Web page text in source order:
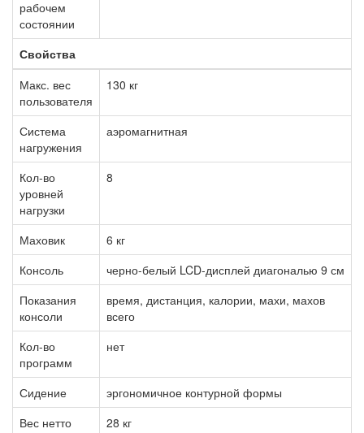
рабочем
состоянии
Свойства
Макс. вес
пользователя
130 кг
Система
нагружения
аэромагнитная
Кол-во
уровней
нагрузки
8
Маховик
6 кг
Консоль
черно-белый LCD-дисплей диагональю 9 см
Показания
консоли
время, дистанция, калории, махи, махов
всего
Кол-во
программ
нет
Сидение
эргономичное контурной формы
Вес нетто
28 кг